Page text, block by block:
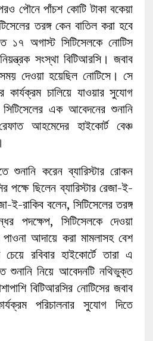
পৌনে পাঁচশ কোটি টাকা বকেয়া
তরঙ্গ কেন বাতিল করা হবে
১৭ অগাস্ট সিটিসেলকে নোটিস
সংস্থা বিটিআরসি। জবাব
দেওয়া হয়েছিল নোটিসে। সে
কার্যক্রম চালিয়ে যাওয়ার সুযোগ
এক আবেদনের শুনানি
আহমেদের হাইকোর্ট বেঞ্চ
শুনানি করেন ব্যারিস্টার রোকন
পক্ষে ছিলেন ব্যারিস্টার রেজা-ই-
ই-রাকিব বলেন, সিটিসেলের তরঙ্গ
পদক্ষেপ, সিটিসেলকে দেওয়া
পাওনা আদায়ে করা মামলাসহ বেশ
রবিবার হাইকোর্টে তারা এ
নিয়ে আবেদনটি নথিভুক্ত
বিটিআরসির নোটিসের জবাব
পরিচালনার সুযোগ দিতে